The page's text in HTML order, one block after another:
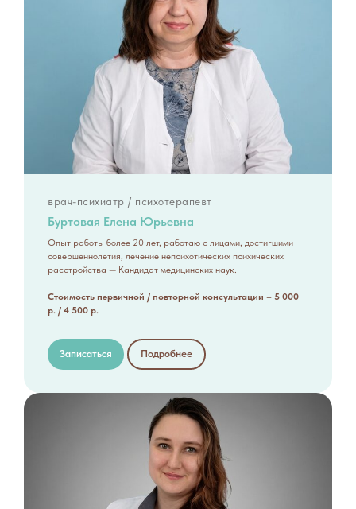
врач-психиатр / психотерапевт
Буртовая Елена Юрьевна
Опыт работы более 20 лет, работаю с лицами, достигшими
совершеннолетия, лечение непсихотических психических
расстройства — Кандидат медицинских наук.
Стоимость первичной / повторной консультации – 5 000
р. / 4 500 р.
Записаться Подробнее